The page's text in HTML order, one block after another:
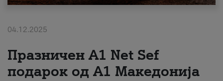
Поддршка
Надополни кредит
За нас
04.12.2025
Празничен A1 Net Sеf
подарок од А1 Македонија